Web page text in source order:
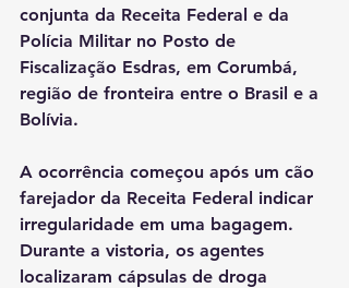
conjunta da Receita Federal e da
Polícia Militar no Posto de
Fiscalização Esdras, em Corumbá,
região de fronteira entre o Brasil e a
Bolívia.
A ocorrência começou após um cão
farejador da Receita Federal indicar
irregularidade em uma bagagem.
Durante a vistoria, os agentes
localizaram cápsulas de droga